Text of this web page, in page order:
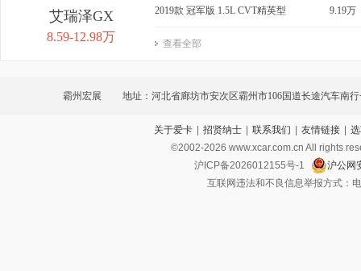
艾瑞泽GX
8.59-12.98万
2019款 冠军版 1.5L CVT精英型 9.19万
查看全部
霸州宏展 地址：河北省廊坊市安次区霸州市106国道长途汽车南
壳牌加油站南侧
关于爱卡 | 招贤纳士 | 联系我们 | 友情链接 |
©2002-2026 www.xcar.com.cn All rights
沪ICP备2026012155号-1
沪公网
互联网违法和不良信息举报方式：